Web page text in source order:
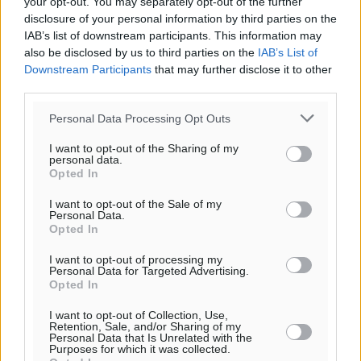
disclosure of your personal information by third parties on the
IAB’s list of downstream participants. This information may
also be disclosed by us to third parties on the IAB’s List of
Downstream Participants that may further disclose it to other
Personal Data Processing Opt Outs
I want to opt-out of the Sharing of my
personal data.
Opted In
I want to opt-out of the Sale of my
Personal Data.
Opted In
I want to opt-out of processing my
Personal Data for Targeted Advertising.
Opted In
I want to opt-out of Collection, Use,
Retention, Sale, and/or Sharing of my
Personal Data that Is Unrelated with the
Purposes for which it was collected.
Υπενθύμιση:
ιστοσελίδες είναι απαραίτητη η χρήση του παρακάτω
παρεχόμενου συνδέσμου παραπομπής προς το άρθρο
της Δημοκρατικής.